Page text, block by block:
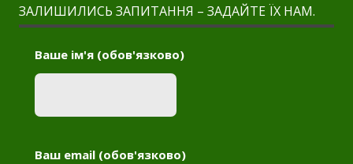
ЗАЛИШИЛИСЬ ЗАПИТАННЯ – ЗАДАЙТЕ ЇХ НАМ.
Ваше ім'я (обов'язково)
Ваш email (обов'язково)